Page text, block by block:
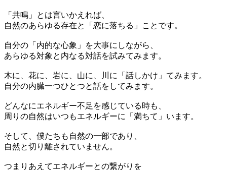
「共鳴」とは言いかえれば、
自然のあらゆる存在と「恋に落ちる」ことです。
自分の「内的な心象」を大事にしながら、
あらゆる対象と内なる対話を試みてみます。
木に、花に、岩に、山に、川に「話しかけ」てみます。
自分の内臓一つひとつと話をしてみます。
どんなにエネルギー不足を感じている時も、
周りの自然はいつもエネルギーに「満ちて」います。
そして、僕たちも自然の一部であり、
自然と切り離されていません。
つまりあえてエネルギーとの繋がりを